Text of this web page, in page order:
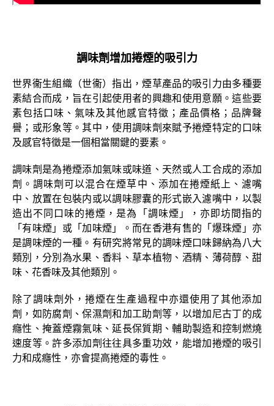
調味劑增加捲煙的吸引力
世界衞生組織（世衞）指出，煙草產品的吸引力由多種要
素結合而成，旨在引起使用者的興趣和使用意願。這些要
素包括口味、氣味及其他感官特徵；產品價格；品牌聲
譽；或形象等。其中，使用調味劑來賦予捲煙特定的口味
及感官特徵是一個相當關鍵的要素。
調味劑是為捲煙添加氣味或味道、天然或人工合成的添加
劑。調味劑可以混合在煙草中、添加在捲煙紙上、濾嘴
中、放置在包裝内或以調味膠囊的形式嵌入濾嘴中，以製
造出不同口味的捲煙，是為「調味煙」，亦即坊間指的
「有味煙」或「加味煙」。而在香港有售的「爆珠煙」亦
是調味煙的一種。有研究將常見的調味煙口味歸納為八大
類別，分別為水果、香料、草本植物、酒精、薄荷醇、甜
味、花香味及其他類別。
除了調味劑外，捲煙在生產過程中亦還使用了其他添加
劑，如防腐劑、保濕劑和加工助劑等，以增加尼古丁的成
癮性、掩蓋煙霧氣味、延長保質期、輔助製造和控制燃燒
速度等。許多添加劑往往具多重功效，能增加捲煙的吸引
力和成癮性，亦會提高捲煙的毒性。